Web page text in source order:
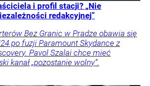
i profil stacji? „Nie
redakcyjnej”
Bez Granic w Pradze obawia się
po fuzji Paramount Skydance z
Pavol Szalai chce mieć
kanał „pozostanie wolny”.